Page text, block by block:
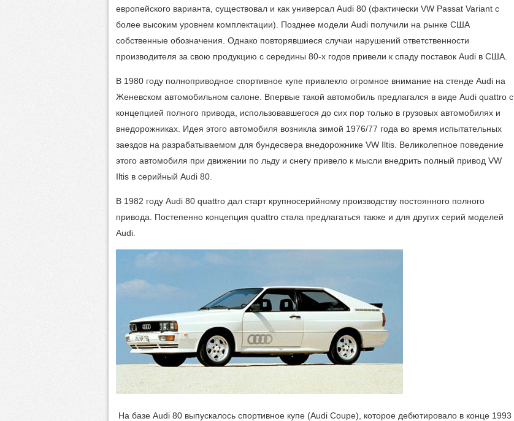
европейского варианта, существовал и как универсал Audi 80 (фактически VW Passat Variant с
более высоким уровнем комплектации). Позднее модели Audi получили на рынке США
собственные обозначения. Однако повторявшиеся случаи нарушений ответственности
производителя за свою продукцию с середины 80-х годов привели к спаду поставок Audi в США.
В 1980 году полноприводное спортивное купе привлекло огромное внимание на стенде Audi на
Женевском автомобильном салоне. Впервые такой автомобиль предлагался в виде Audi quattro с
концепцией полного привода, использовавшегося до сих пор только в грузовых автомобилях и
внедорожниках. Идея этого автомобиля возникла зимой 1976/77 года во время испытательных
заездов на разрабатываемом для бундесвера внедорожнике VW Iltis. Великолепное поведение
этого автомобиля при движении по льду и снегу привело к мысли внедрить полный привод VW
Iltis в серийный Audi 80.
В 1982 году Audi 80 quattro дал старт крупносерийному производству постоянного полного
привода. Постепенно концепция quattro стала предлагаться также и для других серий моделей
Audi.
На базе Audi 80 выпускалось спортивное купе (Audi Coupe), которое дебютировало в конце 1993